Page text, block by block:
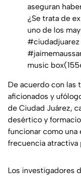
aseguran
¿Se trata de
uno de los
#ciudadjuarez
music
De acuerdo con las
aficionados y
de Ciudad Juárez,
desértico y
funcionar como
frecuencia atractiva
Los investigadores